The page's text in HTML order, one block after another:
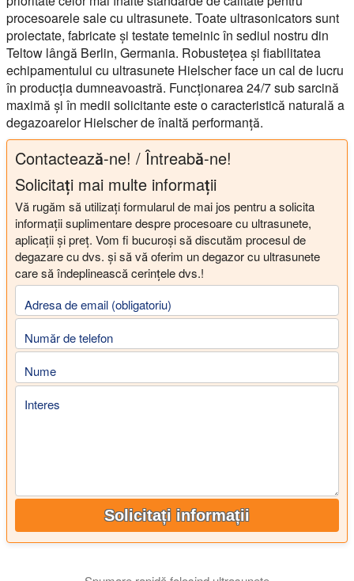
procesoarele sale cu ultrasunete. Toate ultrasonicators sunt
proiectate, fabricate și testate temeinic în sediul nostru din
Teltow lângă Berlin, Germania. Robustețea și fiabilitatea
echipamentului cu ultrasunete Hielscher face un cal de lucru
în producția dumneavoastră. Funcționarea 24/7 sub sarcină
maximă și în medii solicitante este o caracteristică naturală a
degazoarelor Hielscher de înaltă performanță.
Contactează-ne! / Întreabă-ne!
Solicitați mai multe informații
Vă rugăm să utilizați formularul de mai jos pentru a solicita
informații suplimentare despre procesoare cu ultrasunete,
aplicații și preț. Vom fi bucuroși să discutăm procesul de
degazare cu dvs. și să vă oferim un degazor cu ultrasunete
care să îndeplinească cerințele dvs.!
Adresa de email (obligatoriu)
Număr de telefon
Nume
Interes
Solicitați informații